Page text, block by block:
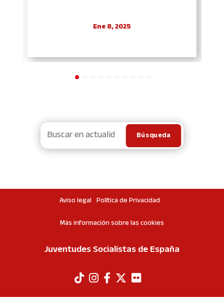
Ene 8, 2025
Aviso legal Política de Privacidad
Más información sobre las cookies
Juventudes Socialistas de España